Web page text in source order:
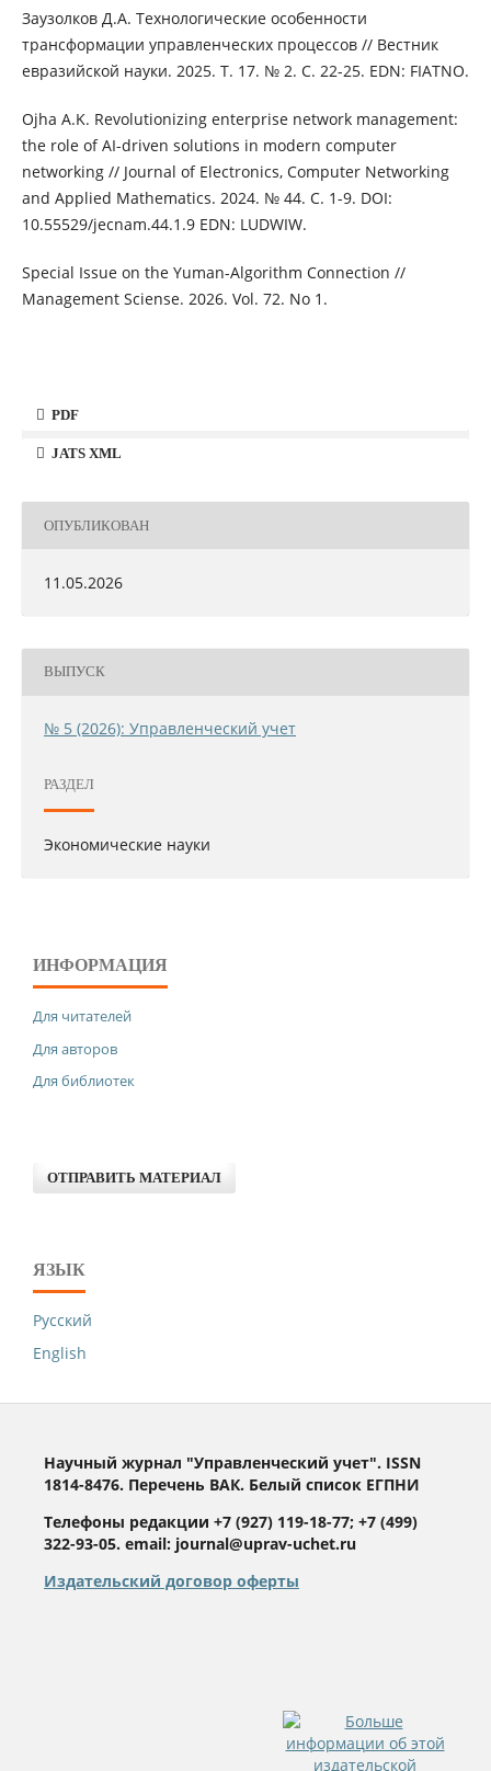
Заузолков Д.А. Технологические особенности
трансформации управленческих процессов // Вестник
евразийской науки. 2025. Т. 17. № 2. С. 22-25. EDN: FIATNO.
Ojha A.K. Revolutionizing enterprise network management:
the role of AI-driven solutions in modern computer
networking // Journal of Electronics, Computer Networking
and Applied Mathematics. 2024. № 44. С. 1-9. DOI:
10.55529/jecnam.44.1.9 EDN: LUDWIW.
Special Issue on the Yuman-Algorithm Connection //
Management Sciense. 2026. Vol. 72. Nо 1.
PDF
JATS XML
ОПУБЛИКОВАН
11.05.2026
ВЫПУСК
№ 5 (2026): Управленческий учет
РАЗДЕЛ
Экономические науки
ИНФОРМАЦИЯ
Для читателей
Для авторов
Для библиотек
ОТПРАВИТЬ МАТЕРИАЛ
ЯЗЫК
Русский
English
Научный журнал "Управленческий учет". ISSN
1814-8476. Перечень ВАК. Белый список ЕГПНИ
Телефоны редакции +7 (927) 119-18-77; +7 (499)
322-93-05. email: journal@uprav-uchet.ru
Издательский договор оферты